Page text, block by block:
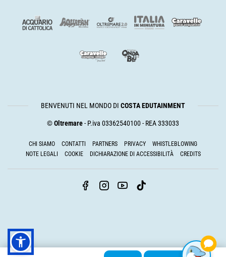
BENVENUTI NEL MONDO DI COSTA EDUTAINMENT
©Oltremare- P.iva 03362540100 - REA 333033
CHI SIAMO CONTATTI PARTNERS PRIVACY
WHISTLEBLOWING
NOTE LEGALI
COOKIE DICHIARAZIONE DI ACCESSIBILITÀ CREDITS